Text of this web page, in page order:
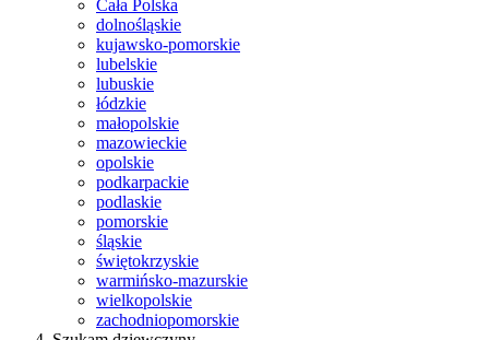
Cała Polska
dolnośląskie
kujawsko-pomorskie
lubelskie
lubuskie
łódzkie
małopolskie
mazowieckie
opolskie
podkarpackie
podlaskie
pomorskie
śląskie
świętokrzyskie
warmińsko-mazurskie
wielkopolskie
zachodniopomorskie